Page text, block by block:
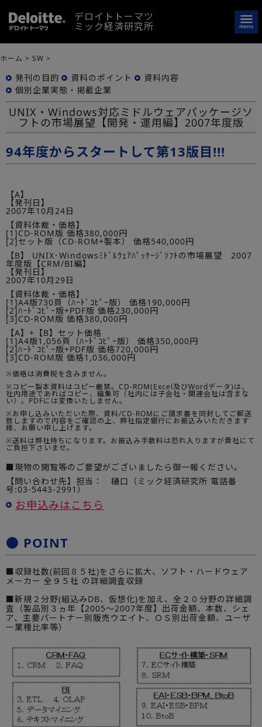
デロイトトーマツ
ミック経済研究所
ホーム > SW >
発刊の目的 資料のポイント
資料内容
個別企業実態・掲載企業
UNIX・Windows対応ミドルウェアパッケージソ
フトの市場展望【開発・運用編】2007年度版
94年度からスタートして第13版目!!!
【A】
【発刊日】
2007年10月24日
【資料体裁・価格】
[1]CD-ROM版 価格380,000円
[2]セット版（CD-ROM+製本） 価格540,000円
【B】 UNIX･Windowsﾐﾄﾞﾙｳｪｱﾊﾟｯｹｰｼﾞｿﾌﾄの市場展望 2007
年度版【CRM/BI編】
【発刊日】
2007年10月29日
【資料体裁・価格】
[1]A4版730頁（ﾊｰﾄﾞｺﾋﾟｰ版） 価格190,000円
[2]ﾊｰﾄﾞｺﾋﾟｰ版+PDF版 価格230,000円
[3]CD-ROM版 価格380,000円
【A】+【B】セット価格
[1]A4版1,056頁（ﾊｰﾄﾞｺﾋﾟｰ版） 価格350,000円
[2]ﾊｰﾄﾞｺﾋﾟｰ版+PDF版 価格720,000円
[3]CD-ROM版 価格1,036,000円
※価格は消費税を含みません。
※コピー製本資料はコピー厳禁。CD-ROM(Excel及びWordデータ)は、
社内用途であればコピー、編集可（社内には子会社・関連会社は含まな
い）。PDFには変換いたしません。
※お申し込みいただいた際、資料/CD-ROMにご請求書を同封してご郵送
致しますので内容をご確認の上、弊社指定銀行にお振込みいただきます
様、お願い申し上げます。
※送料は弊社持ちになります。お振込み手数料は恐れ入りますが貴社にて
ご負担下さいませ。
■現物の閲覧等のご要望がございましたら御一報ください。
【問い合わせ先】担当： 樋口（ミック経済研究所 電話番
号:03-5443-2991）
お申込みはこちら
● POINT
■収録社数(前回８５社)をさらに拡大、ソフト・ハードウェア
メーカー 全９５社 の詳細調査収録
■新規２分野(組込みDB、仮想化)を加え、全２０分野の詳細調
査（製品別３ヵ年【2005～2007年度】出荷金額、本数、シェ
ア、主要パートナー別販売ウエイト、ＯＳ別出荷金額、ユーザ
ー業種比率等）